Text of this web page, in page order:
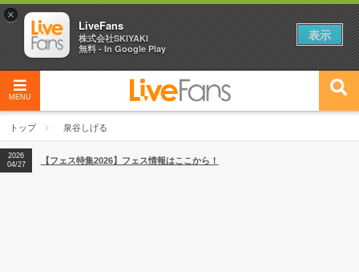
MENU
トップ 泉谷しげる
04/27
【フェス特集2026】フェス情報はここから！
2026
07/28
2026
【フェス特集2026】フェス情報はここから！
2026
07/28
【ライブ動員ランキング】2026年上半期編発表！
×
LiveFans
株式会社SKIYAKI
無料 - In Google Play
表示